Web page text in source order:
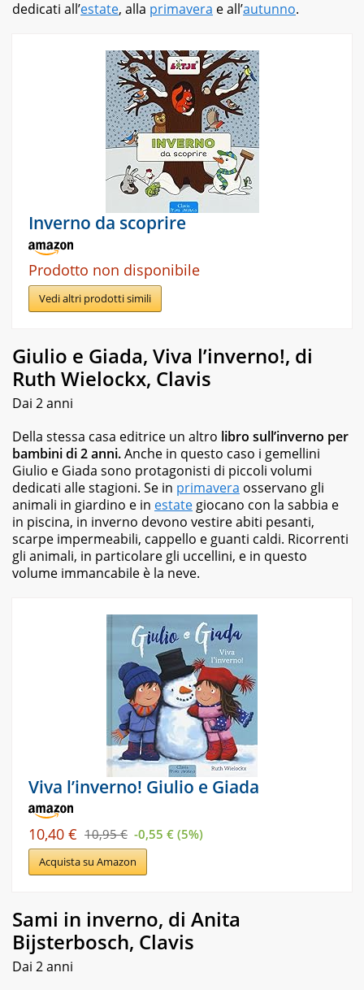
dedicati all’estate, alla primavera e all’autunno.
Inverno da scoprire
Prodotto non disponibile
Vedi altri prodotti simili
Giulio e Giada, Viva l’inverno!, di
Ruth Wielockx, Clavis
Dai 2 anni
Della stessa casa editrice un altro libro sull’inverno per
bambinidi 2 anni.Anche in questo caso i gemellini
Giulio e Giada sono protagonisti di piccoli volumi
dedicati alle stagioni. Se in primavera osservano gli
animali in giardino e in estate giocano con la sabbia e
in piscina, in inverno devono vestire abiti pesanti,
scarpe impermeabili, cappello e guanti caldi. Ricorrenti
gli animali, in particolare gli uccellini, e in questo
volume immancabile è la neve.
Viva l’inverno! Giulio e Giada
10,40 € 10,95 € -0,55 € (5%)
Acquista su Amazon
Sami in inverno, di Anita
Bijsterbosch, Clavis
Dai 2 anni